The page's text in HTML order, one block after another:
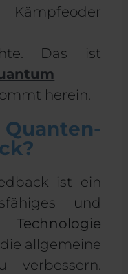
Kämpfeoder
Das ist
herein
ist ein
und
Technologie
allgemeine
verbessern